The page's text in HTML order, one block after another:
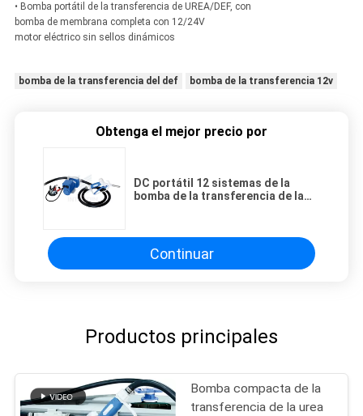
• Bomba portátil de la transferencia de UREA/DEF, con
bomba de membrana completa con 12/24V
motor eléctrico sin sellos dinámicos
bomba de la transferencia del def bomba de la transferencia 12v
Obtenga el mejor precio por
DC portátil 12 sistemas de la
bomba de la transferencia de la
Continuar
Productos principales
Bomba compacta de la
transferencia de la urea